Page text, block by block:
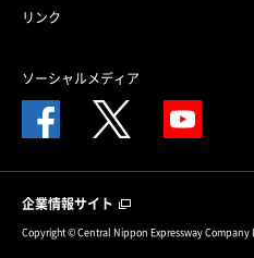
リンク
ソーシャルメディア
企業情報サイト
Copyright © Central Nippon Expressway Company